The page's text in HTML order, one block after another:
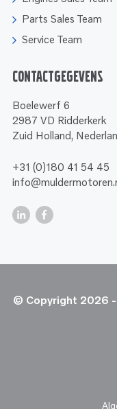
Parts Sales Team
Service Team
Contactgegevens
Boelewerf 6
2987 VD Ridderkerk
Zuid Holland,
+31 (0)180 41 54 45
© Copyright 2026 -